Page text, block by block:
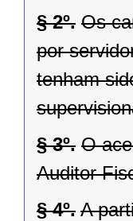
§ 2º. Os
por
tenham
§ 3º. O
Auditor
§ 4º. A